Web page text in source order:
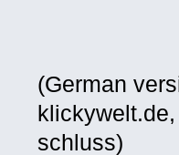
(German
schluss)